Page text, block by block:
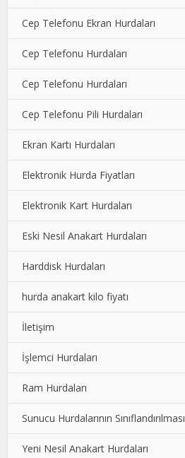
Cep Telefonu Ekran Hurdaları
Cep Telefonu Hurdaları
Cep Telefonu Hurdaları
Cep Telefonu Pili Hurdaları
Ekran Kartı Hurdaları
Elektronik Hurda Fiyatları
Elektronik Kart Hurdaları
Eski Nesil Anakart Hurdaları
Harddisk Hurdaları
hurda anakart kilo fiyatı
İletişim
İşlemci Hurdaları
Ram Hurdaları
Sunucu Hurdalarının Sınıflandırılması
Yeni Nesil Anakart Hurdaları